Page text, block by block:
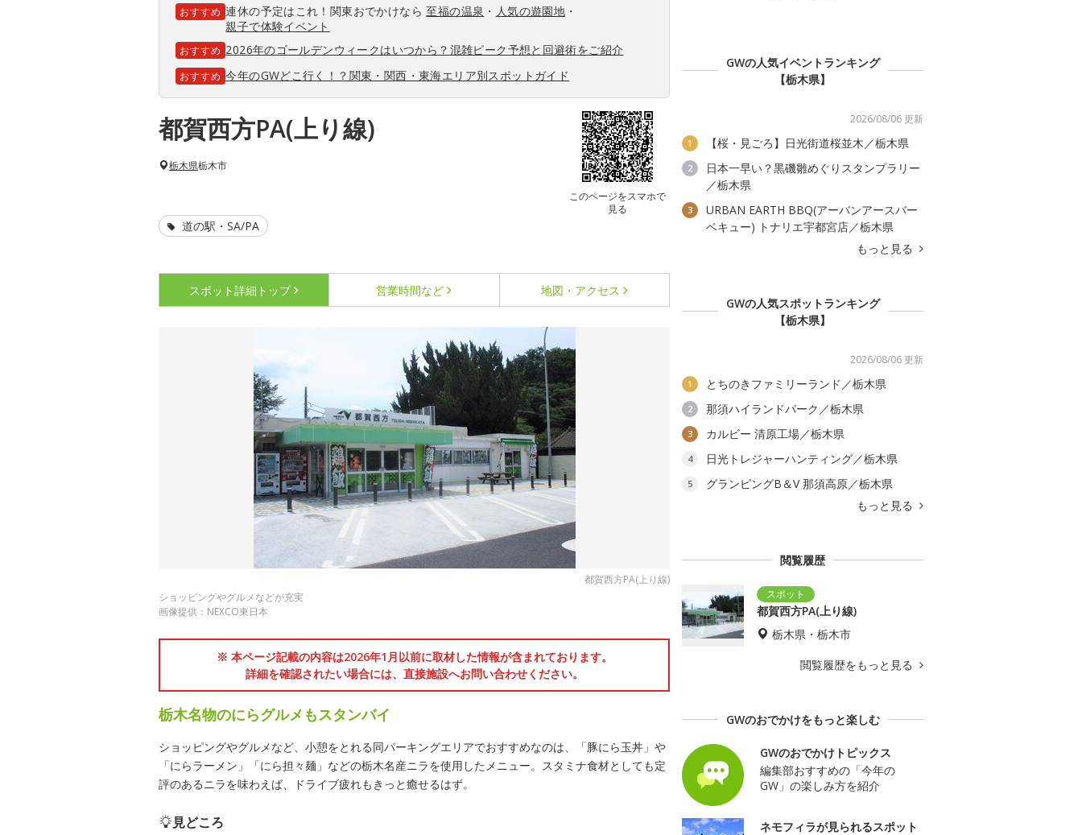
おすすめ 連休の予定はこれ！関東おでかけなら至福の温泉 ・ 人気の遊園地 ・
親子で体験イベント
おすすめ 2026年のゴールデンウィークはいつから？混雑ピーク予想と回避術をご紹介
おすすめ 今年のGWどこ行く！？関東・関西・東海エリア別スポットガイド
都賀西方PA(上り線)
このページをスマホで
見る
栃木県栃木市
道の駅・SA/PA
スポット詳細 トップ 営業時間など 地図・アクセス
都賀西方PA(上り線)
ショッピングやグルメなどが充実
画像提供：NEXCO東日本
※ 本ページ記載の内容は2026年1月以前に取材した情報が含まれております。
詳細を確認されたい場合には、直接施設へお問い合わせください。
栃木名物のにらグルメもスタンバイ
ショッピングやグルメなど、小憩をとれる同パーキングエリアでおすすめなのは、「豚にら玉丼」や
「にらラーメン」「にら担々麺」などの栃木名産ニラを使用したメニュー。スタミナ食材としても定
評のあるニラを味わえば、ドライブ疲れもきっと癒せるはず。
見どころ
GWの人気イベントランキング
【栃木県】
2026/08/06 更新
1 【桜・見ごろ】日光街道桜並木／栃木県
2
日本一早い？黒磯雛めぐりスタンプラリー
／栃木県
3
URBAN EARTH BBQ(アーバンアースバー
ベキュー) トナリエ宇都宮店／栃木県
もっと見る
GWの人気スポットランキング
【栃木県】
2026/08/06 更新
1 とちのきファミリーランド／栃木県
2 那須ハイランドパーク／栃木県
3 カルビー 清原工場／栃木県
4 日光トレジャーハンティング／栃木県
5
グランピングB＆V 那須高原／栃木県
もっと見る
閲覧履歴
都賀西方PA(上り線)
栃木県・栃木市
閲覧履歴をもっと見る
GWのおでかけをもっと楽しむ
GWのおでかけトピックス
編集部おすすめの「今年の
GW」の楽しみ方を紹介
ネモフィラが見られるスポット